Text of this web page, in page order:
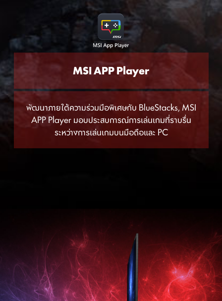
MSI APP Player
พัฒนาภายใต้ความร่วมมือพิเศษกับ BlueStacks, MSI
APP Player มอบประสบการณ์การเล่นเกมที่ราบรื่น